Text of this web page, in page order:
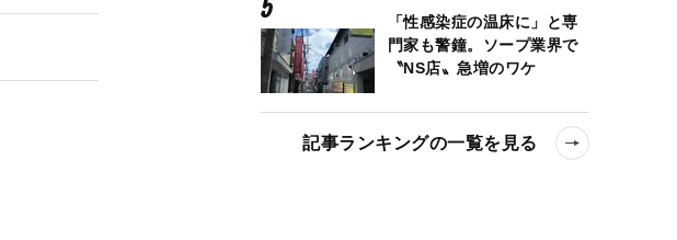
「性感染症の温床に」と専
門家も警鐘。ソープ業界で
〝NS店〟急増のワケ
記事ランキングの一覧を見る